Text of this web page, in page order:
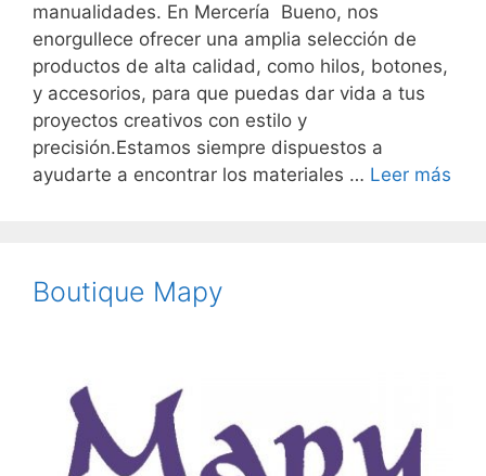
manualidades. En Mercería Bueno, nos
enorgullece ofrecer una amplia selección de
productos de alta calidad, como hilos, botones,
y accesorios, para que puedas dar vida a tus
proyectos creativos con estilo y
precisión.Estamos siempre dispuestos a
ayudarte a encontrar los materiales … Leer más
Boutique Mapy